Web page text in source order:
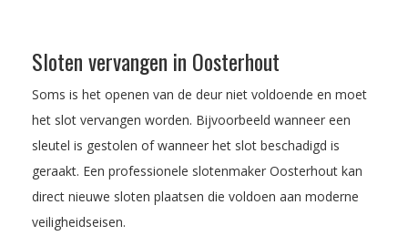
Sloten vervangen in Oosterhout
Soms is het openen van de deur niet voldoende en moet
het slot vervangen worden. Bijvoorbeeld wanneer een
sleutel is gestolen of wanneer het slot beschadigd is
geraakt. Een professionele slotenmaker Oosterhout kan
direct nieuwe sloten plaatsen die voldoen aan moderne
veiligheidseisen.